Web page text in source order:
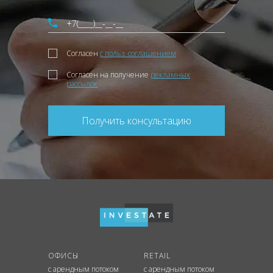
Согласен с польз. соглашением
Согласен на получение рекламных
рассылок
Получить консультацию
ОФИСЫ
с арендным потоком
RETAIL
с арендным потоком